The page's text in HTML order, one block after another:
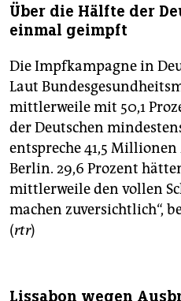
Über die Hälfte der
einmal geimpft
Die Impfkampagne in
Laut
mittlerweile mit 50,1
der Deutschen
entspreche 41,5
Berlin. 29,6 Prozent
mittlerweile den vollen
machen zuversichtlich“,
(rtr)
Lissabon wegen